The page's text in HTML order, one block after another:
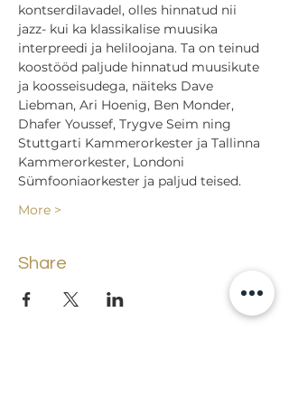
kontserdilavadel, olles hinnatud nii
jazz- kui ka klassikalise muusika
interpreedi ja heliloojana. Ta on teinud
koostööd paljude hinnatud muusikute
ja koosseisudega, näiteks Dave
Liebman, Ari Hoenig, Ben Monder,
Dhafer Youssef, Trygve Seim ning
Stuttgarti Kammerorkester ja Tallinna
Kammerorkester, Londoni
Sümfooniaorkester ja paljud teised.
More >
Share